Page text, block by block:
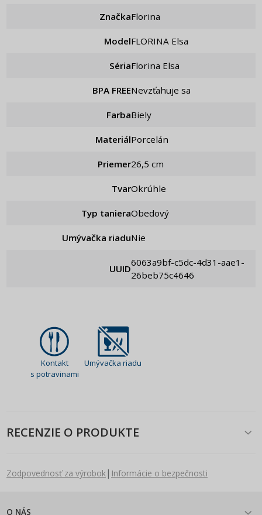
Značka Florina
Model FLORINA Elsa
Séria Florina Elsa
BPA FREE Nevzťahuje sa
Farba Biely
Materiál Porcelán
Priemer 26,5 cm
Tvar Okrúhle
Typ taniera Obedový
Umývačka riadu Nie
UUID
6063a9bf-c5dc-4d31-aae1-
26beb75c4646
Kontakt
s potravinami
Umývačka riadu
RECENZIE O PRODUKTE
Zodpovednosť za výrobok| Informácie o bezpečnosti
O NÁS